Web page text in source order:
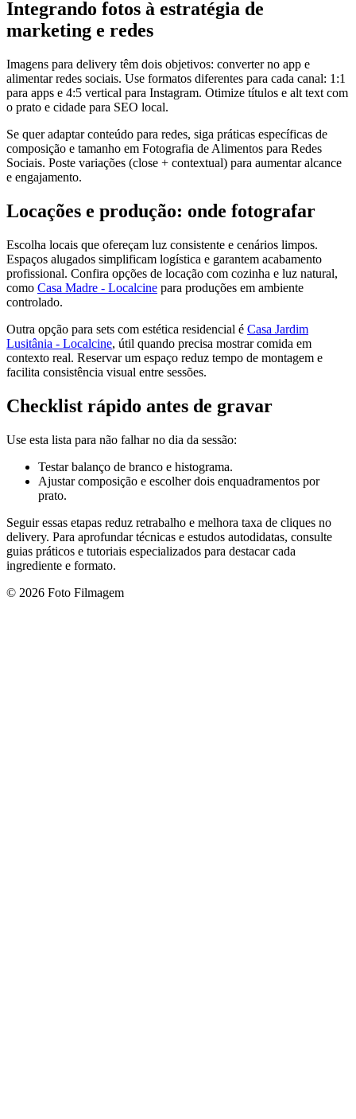
Integrando fotos à estratégia de
marketing e redes
Imagens para delivery têm dois objetivos: converter no app e
alimentar redes sociais. Use formatos diferentes para cada canal: 1:1
para apps e 4:5 vertical para Instagram. Otimize títulos e alt text com
o prato e cidade para SEO local.
Se quer adaptar conteúdo para redes, siga práticas específicas de
composição e tamanho em Fotografia de Alimentos para Redes
Sociais. Poste variações (close + contextual) para aumentar alcance
e engajamento.
Locações e produção: onde fotografar
Escolha locais que ofereçam luz consistente e cenários limpos.
Espaços alugados simplificam logística e garantem acabamento
profissional. Confira opções de locação com cozinha e luz natural,
como Casa Madre - Localcine para produções em ambiente
controlado.
Outra opção para sets com estética residencial é Casa Jardim
Lusitânia - Localcine, útil quando precisa mostrar comida em
contexto real. Reservar um espaço reduz tempo de montagem e
facilita consistência visual entre sessões.
Checklist rápido antes de gravar
Use esta lista para não falhar no dia da sessão:
Testar balanço de branco e histograma.
Ajustar composição e escolher dois enquadramentos por
prato.
Seguir essas etapas reduz retrabalho e melhora taxa de cliques no
delivery. Para aprofundar técnicas e estudos autodidatas, consulte
guias práticos e tutoriais especializados para destacar cada
ingrediente e formato.
© 2026 Foto Filmagem